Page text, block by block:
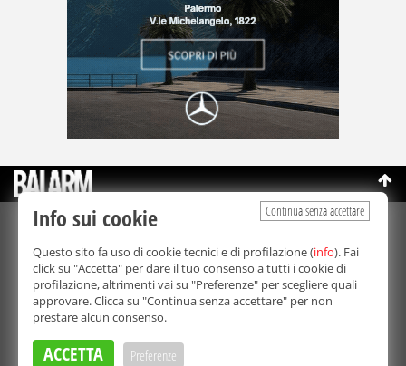
©Copyright 2003-2026
Bmedia Srl- P.IVA 07064240828
La riproduzione totale o parziale di tutti i contenuti, in qualunque
forma, su qualsiasi supporto è proibita.
Balarm.it è una testata giornalistica registrata. Autorizzazione del
Tribunale di Palermo n° 32 del 21/10/2003
Direttore responsabile:
Continua senza accettare
Info sui cookie
Questo sito fa uso di cookie tecnici e di profilazione (info). Fai
click su "Accetta" per dare il tuo consenso a tutti i cookie di
profilazione, altrimenti vai su "Preferenze" per scegliere quali
approvare. Clicca su "Continua senza accettare" per non
prestare alcun consenso.
ACCETTA Preferenze